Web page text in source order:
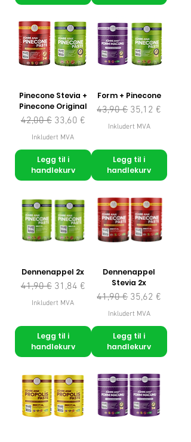
Pinecone Stevia +
Pinecone Original
Vanlig pris
42,00 € Salgspris
33,60 €
Inkludert MVA
Legg til i
handlekurv
Form + Pinecone
Vanlig pris
43,90 € Salgspris
35,12 €
Inkludert MVA
Legg til i
handlekurv
Dennenappel 2x
Vanlig pris
41,90 € Salgspris
31,84 €
Inkludert MVA
Legg til i
handlekurv
Dennenappel
Stevia 2x
Vanlig pris
41,90 € Salgspris
35,62 €
Inkludert MVA
Legg til i
handlekurv